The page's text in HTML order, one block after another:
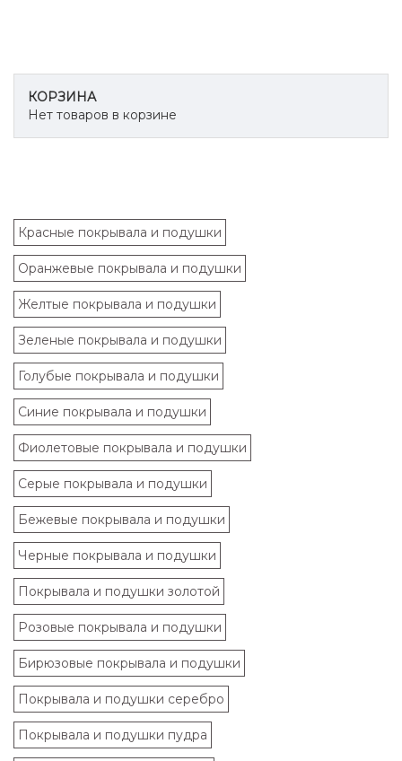
КОРЗИНА
Нет товаров в корзине
Красные покрывала и подушки
Оранжевые покрывала и подушки
Желтые покрывала и подушки
Зеленые покрывала и подушки
Голубые покрывала и подушки
Синие покрывала и подушки
Фиолетовые покрывала и подушки
Серые покрывала и подушки
Бежевые покрывала и подушки
Черные покрывала и подушки
Покрывала и подушки золотой
Розовые покрывала и подушки
Бирюзовые покрывала и подушки
Покрывала и подушки серебро
Покрывала и подушки пудра